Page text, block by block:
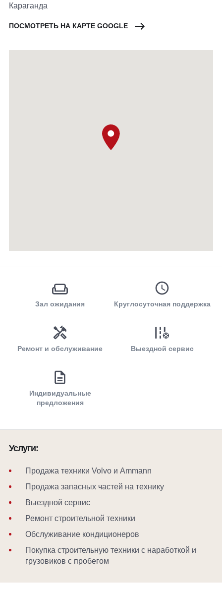
Караганда
ПОСМОТРЕТЬ НА КАРТЕ GOOGLE
Зал ожидания Круглосуточная поддержка
Ремонт и обслуживание Выездной сервис
Индивидуальные
предложения
Услуги:
Продажа техники Volvo и Ammann
Продажа запасных частей на технику
Выездной сервис
Ремонт строительной техники
Обслуживание кондиционеров
Покупка строительную техники с наработкой и
грузовиков с пробегом